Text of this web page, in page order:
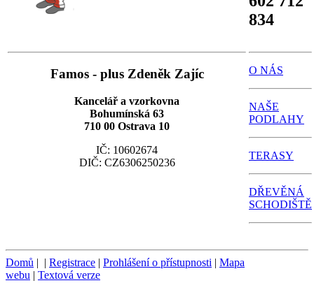
834
Famos - plus Zdeněk Zajíc
Kancelář a vzorkovna
Bohumínská 63
710 00 Ostrava 10
IČ: 10602674
DIČ: CZ6306250236
O NÁS
NAŠE
PODLAHY
TERASY
DŘEVĚNÁ
SCHODIŠTĚ
Domů | | Registrace | Prohlášení o přístupnosti | Mapa
webu | Textová verze